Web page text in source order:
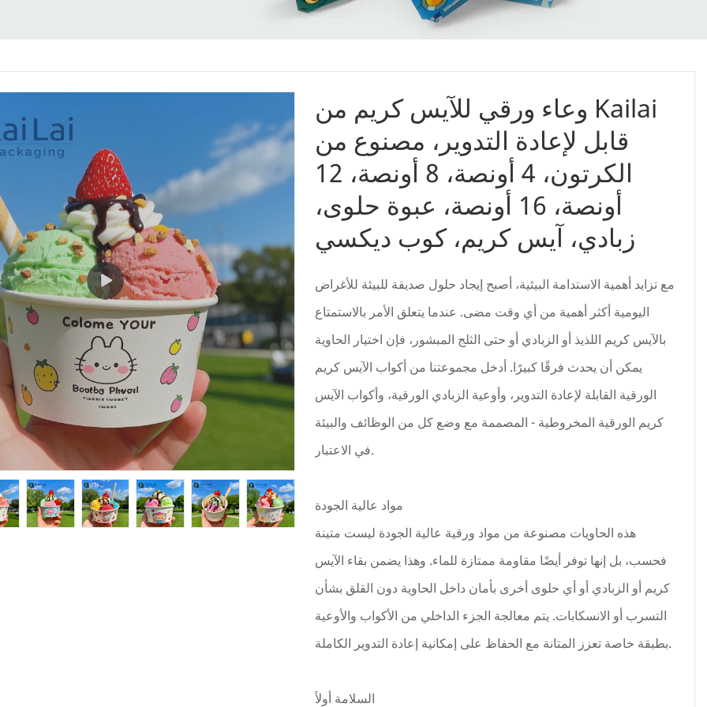
وعاء ورقي للآيس كريم من Kailai
قابل لإعادة التدوير، مصنوع من
الكرتون، 4 أونصة، 8 أونصة، 12
أونصة، 16 أونصة، عبوة حلوى،
زبادي، آيس كريم، كوب ديكسي
مع تزايد أهمية الاستدامة البيئية، أصبح إيجاد حلول صديقة للبيئة للأغراض
اليومية أكثر أهمية من أي وقت مضى. عندما يتعلق الأمر بالاستمتاع
بالآيس كريم اللذيذ أو الزبادي أو حتى الثلج المبشور، فإن اختيار الحاوية
يمكن أن يحدث فرقًا كبيرًا. أدخل مجموعتنا من أكواب الآيس كريم
الورقية القابلة لإعادة التدوير، وأوعية الزبادي الورقية، وأكواب الآيس
كريم الورقية المخروطية - المصممة مع وضع كل من الوظائف والبيئة
في الاعتبار.
مواد عالية الجودة
هذه الحاويات مصنوعة من مواد ورقية عالية الجودة ليست متينة
فحسب، بل إنها توفر أيضًا مقاومة ممتازة للماء. وهذا يضمن بقاء الآيس
كريم أو الزبادي أو أي حلوى أخرى بأمان داخل الحاوية دون القلق بشأن
التسرب أو الانسكابات. يتم معالجة الجزء الداخلي من الأكواب والأوعية
بطبقة خاصة تعزز المتانة مع الحفاظ على إمكانية إعادة التدوير الكاملة.
السلامة أولاً